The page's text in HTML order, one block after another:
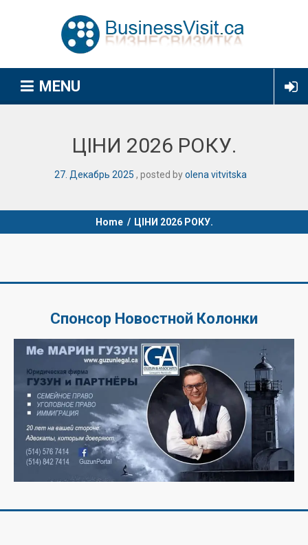
MENU
ЦІНИ 2026 РОКУ.
27 Декабрь 2025 posted byolena vitvitska
Home / ЦІНИ 2026 РОКУ.
Спонсор Новостной Колонки